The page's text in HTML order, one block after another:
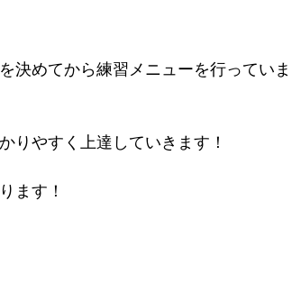
決めてから練習メニューを行っていま
りやすく上達していきます！
ます！